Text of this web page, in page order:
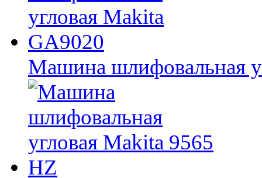
Машина шлифовальная